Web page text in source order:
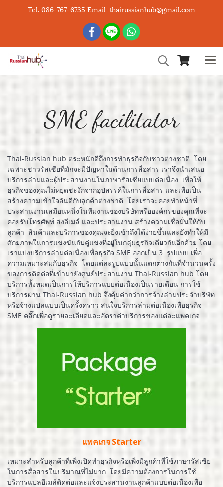
Tel. 086-767-6735 Email thairussianhub@gmail.com
SME facilitator
Thai-Russian hub ตระหนักดีถึงการทำธุรกิจกับชาวต่างชาติ โดย
เฉพาะชาวรัสเซียที่มักจะมีปัญหาในด้านการสื่อสาร เราจึงนำเสนอ
บริการล่ามและผู้ประสานงานในภาษารัสเซียแบบต่อเนื่อง เพื่อให้
ธุรกิจของคุณไม่หยุดชะงักจากอุปสรรค์ในการสื่อสาร และเพื่อเป็น
สร้างความเข้าใจอันดีกับลูกค้าต่างชาติ โดยเราจะคอยทำหน้าที่
ประสานงานเสมือนหนึ่งในทีมงานของบริษัทหรือองค์กรของคุณที่จะ
คอยรับโทรศัพท์ ส่งอีเมล์ และประสานงาน สร้างความเชื่อมั่นให้กับ
ลูกค้า สินค้าและบริการของคุณจะยิ่งเข้าถึงได้ง่ายขึ้นและยังทำให้มี
ศักยภาพในการแข่งขันกับคู่แข่งที่อยู่ในกลุ่มธุรกิจเดียวกันอีกด้วย โดย
เราแบ่งบริการล่ามต่อเนื่องเพื่อธุรกิจ SME ออกเป็น 3 รูปแบบ เพื่อ
ความเหมาะสมกับธุรกิจ โดยแต่ละรูปแบบนั้นแตกต่างกันที่จำนวนครั้ง
ของการติดต่อที่เข้ามายังศูนย์ประสานงาน Thai-Russian hub โดย
บริการทั้งหมดเป็นการให้บริการแบบต่อเนื่องเป็นรายเดือน การใช้
บริการผ่าน Thai-Russian hub จึงคุ้มค่ากว่าการจ้างล่ามประจำบริษัท
หรือจ้างแปลแบบเป็นครั้งคราว สนใจบริการล่ามต่อเนื่องเพื่อธุรกิจ
SME คลิ๊กเพื่อดูรายละเอียดและอัตราค่าบริการของแต่ละแพคเกจ
แพคเกจ Starter
เหมาะสำหรับลูกค้าที่เพิ่งเปิดทำธุรกิจหรือเพิ่งมีลูกค้าที่ใช้ภาษารัสเซีย
ในการสื่อสารในปริมาณที่ไม่มาก โดยมีความต้องการในการใช้
บริการแปลอีเมล์ติดต่อและแจ้งประสานงานลูกค้าแบบต่อเนื่องเพื่อ